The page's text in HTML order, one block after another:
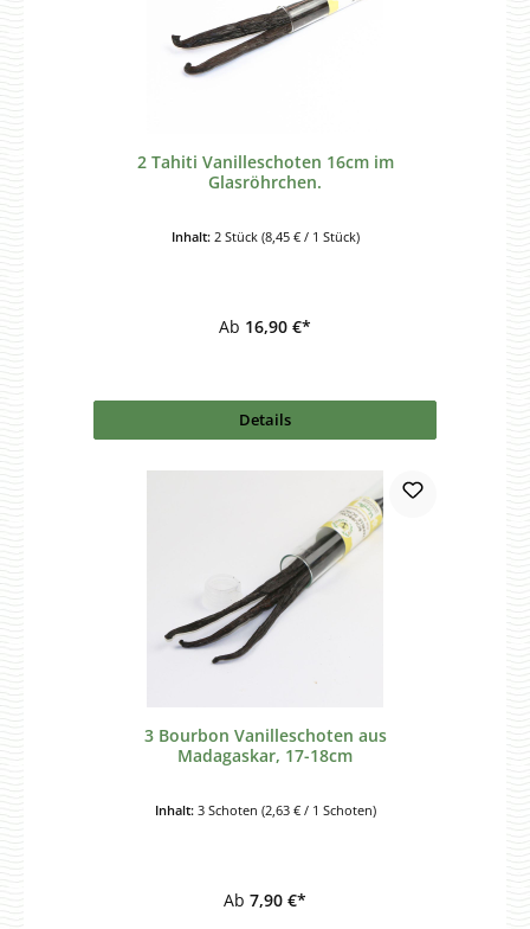
2 Tahiti Vanilleschoten 16cm im
Glasröhrchen.
Inhalt: 2 Stück (8,45 € / 1 Stück)
Ab 16,90 €*
Details
3 Bourbon Vanilleschoten aus
Madagaskar, 17-18cm
Inhalt: 3 Schoten (2,63 € / 1 Schoten)
Ab 7,90 €*